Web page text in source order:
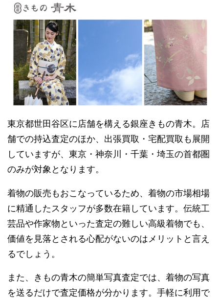
東京都世田谷区に店舗を構える銀座きもの青木。店
舗での持込査定のほか、出張買取・宅配買取も展開
していますが、東京・神奈川・千葉・埼玉の首都圏
のみが対象となります。
着物の販売もおこなっているため、着物の市場相場
に精通したスタッフが多数在籍しています。伝統工
芸品や作家物といった査定の難しい高級着物でも、
価値を見落とされる心配がないのはメリットと言え
るでしょう。
また、きもの青木の簡単写真査定では、着物の写真
を送るだけで査定価格が分かります。手軽に利用で